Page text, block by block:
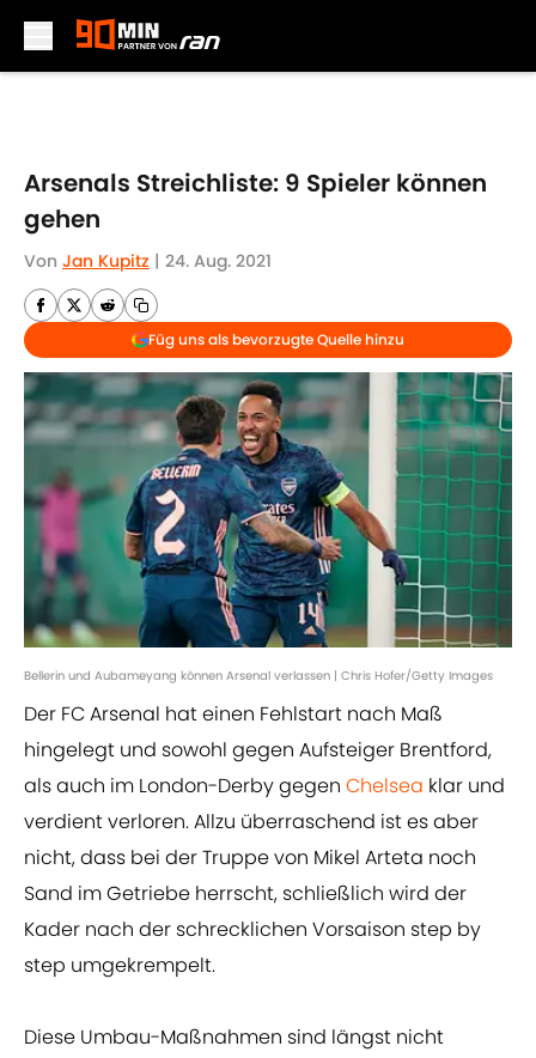
Arsenals Streichliste: 9 Spieler können
gehen
Von Jan Kupitz | 24. Aug. 2021
Füg uns als bevorzugte Quelle hinzu
Bellerin und Aubameyang können Arsenal verlassen | Chris Hofer/Getty Images
Der FC Arsenal hat einen Fehlstart nach Maß
hingelegt und sowohl gegen Aufsteiger Brentford,
als auch im London-Derby gegen Chelsea klar und
verdient verloren. Allzu überraschend ist es aber
nicht, dass bei der Truppe von Mikel Arteta noch
Sand im Getriebe herrscht, schließlich wird der
Kader nach der schrecklichen Vorsaison step by
step umgekrempelt.
Diese Umbau-Maßnahmen sind längst nicht